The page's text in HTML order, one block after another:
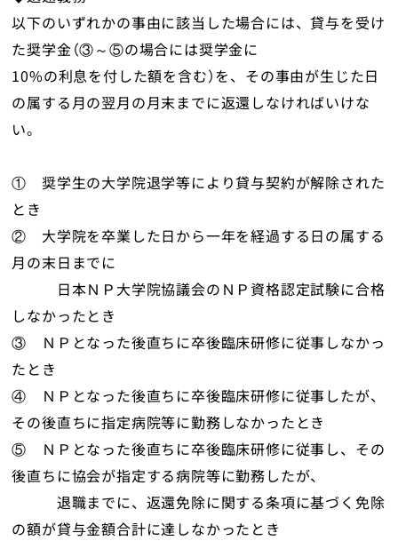
以下のいずれかの事由に該当した場合には、貸与を受け
た奨学金（③～⑤の場合には奨学金に
10%の利息を付した額を含む）を、その事由が生じた日
の属する月の翌月の月末までに返還しなければいけな
い。
① 奨学生の大学院退学等により貸与契約が解除された
とき
② 大学院を卒業した日から一年を経過する日の属する
月の末日までに
日本ＮＰ大学院協議会のＮＰ資格認定試験に合格
しなかったとき
③ ＮＰとなった後直ちに卒後臨床研修に従事しなかっ
たとき
④ ＮＰとなった後直ちに卒後臨床研修に従事したが、
その後直ちに指定病院等に勤務しなかったとき
⑤ ＮＰとなった後直ちに卒後臨床研修に従事し、その
後直ちに協会が指定する病院等に勤務したが、
退職までに、返還免除に関する条項に基づく免除
の額が貸与金額合計に達しなかったとき